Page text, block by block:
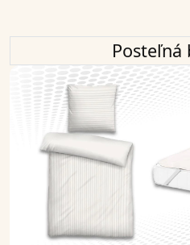
Posteľná